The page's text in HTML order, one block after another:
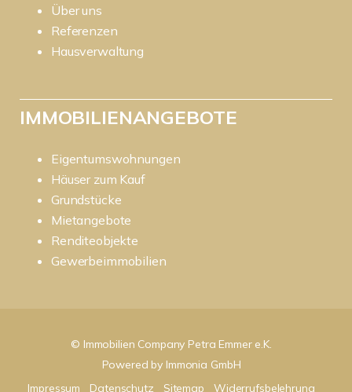
Über uns
Referenzen
Hausverwaltung
IMMOBILIENANGEBOTE
Eigentumswohnungen
Häuser zum Kauf
Grundstücke
Mietangebote
Renditeobjekte
Gewerbeimmobilien
© Immobilien Company Petra Emmer e.K.
Powered by Immonia GmbH
Impressum
Datenschutz Sitemap Widerrufsbelehrung